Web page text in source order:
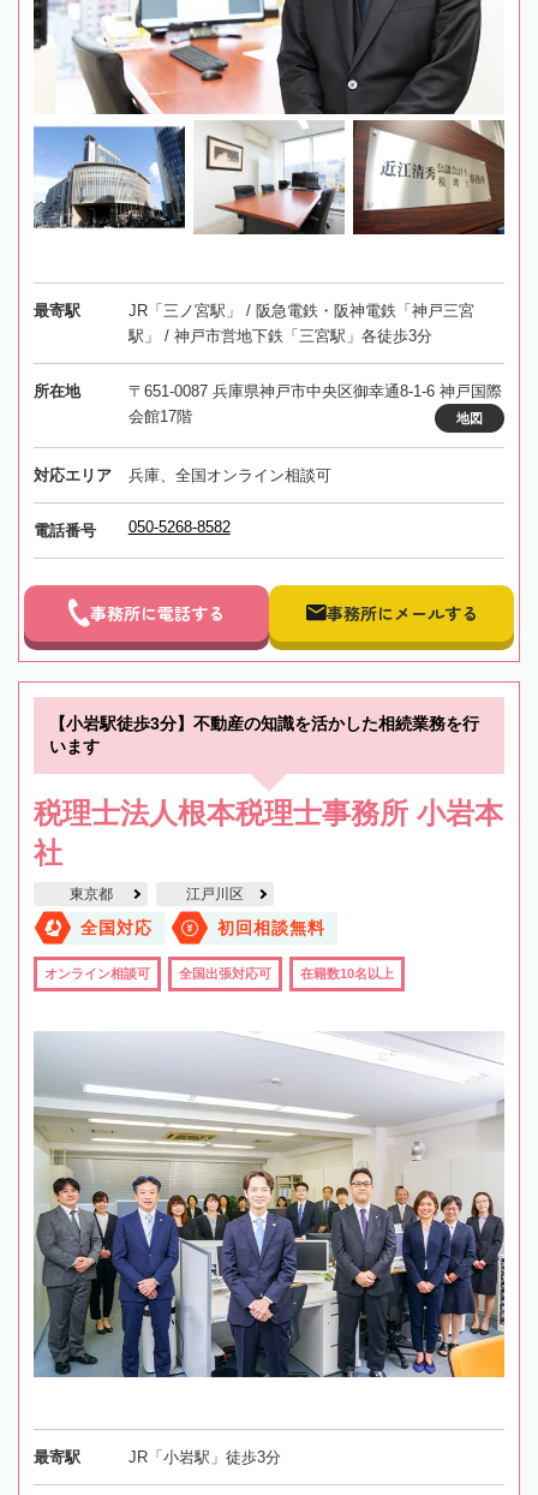
最寄駅
JR「三ノ宮駅」 / 阪急電鉄・阪神電鉄「神戸三宮
駅」 / 神戸市営地下鉄「三宮駅」各徒歩3分
所在地
〒651-0087 兵庫県神戸市中央区御幸通8-1-6 神戸国際
会館17階
地図
対応エリア 兵庫、全国オンライン相談可
電話番号 050-5268-8582
事務所に電話する 事務所にメールする
【小岩駅徒歩3分】不動産の知識を活かした相続業務を行
います
税理士法人根本税理士事務所 小岩本
社
東京都 江戸川区
全国対応 初回相談無料
オンライン相談可 全国出張対応可 在籍数10名以上
最寄駅 JR「小岩駅」徒歩3分